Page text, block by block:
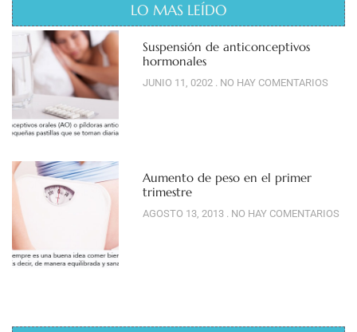
LO MAS LEÍDO
Suspensión de anticonceptivos
hormonales
JUNIO 11, 0202 NO HAY COMENTARIOS
Aumento de peso en el primer
trimestre
AGOSTO 13, 2013 NO HAY COMENTARIOS